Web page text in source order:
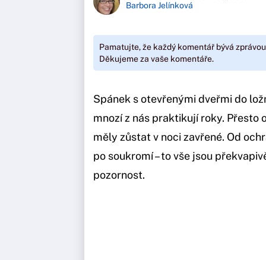
Barbora Jelínková
Pamatujte, že každý komentář bývá
Děkujeme za vaše komentáře.
Spánek s otevřenými dveřmi do
mnozí z nás praktikují roky. Přesto
měly zůstat v noci zavřené. Od
po soukromí – to vše jsou
pozornost.